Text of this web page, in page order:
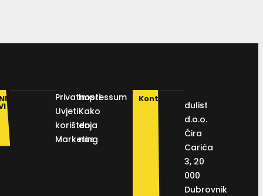
Privatnosti
Uvjeti
korištenja
Marketing
Impressum
Kako
do
nas
Kontakt
dulist
d.o.o.
Ćira
Carića
3, 20
000
Dubrovnik